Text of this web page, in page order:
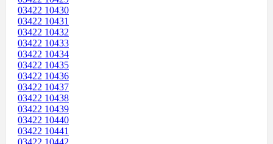
03422 10430
03422 10431
03422 10432
03422 10433
03422 10434
03422 10435
03422 10436
03422 10437
03422 10438
03422 10439
03422 10440
03422 10441
03422 10442